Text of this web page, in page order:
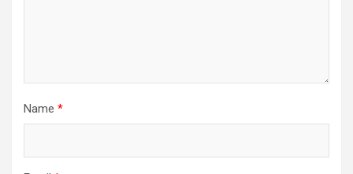
Name *